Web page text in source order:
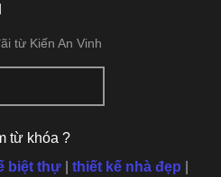
từ Kiến An Vinh
từ khóa ?
biệt thự |thiết kế nhà đẹp